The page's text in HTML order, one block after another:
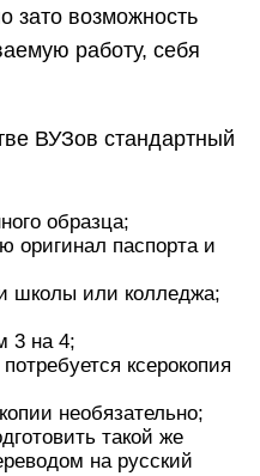
зато возможность
работу, себя
ВУЗов стандартный
образца;
оригинал паспорта и
школы или колледжа;
3 на 4;
ксерокопия
необязательно;
такой же
на русский